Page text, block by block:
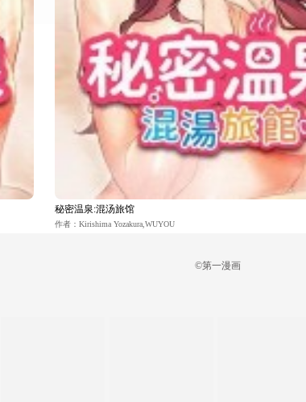
秘密温泉:混汤旅馆
作者：Kirishima Yozakura,WUYOU
©第一漫画